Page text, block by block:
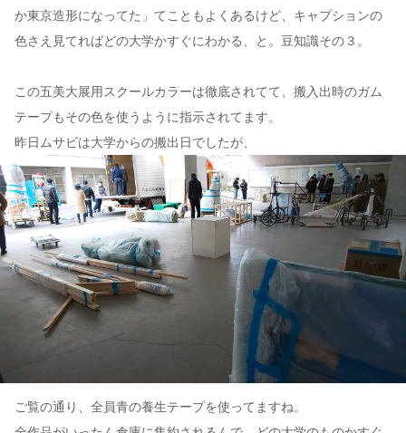
か東京造形になってた」てこともよくあるけど、キャプションの
色さえ見てればどの大学かすぐにわかる、と。豆知識その３。
この五美大展用スクールカラーは徹底されてて、搬入出時のガム
テープもその色を使うように指示されてます。
昨日ムサビは大学からの搬出日でしたが、
ご覧の通り、全員青の養生テープを使ってますね。